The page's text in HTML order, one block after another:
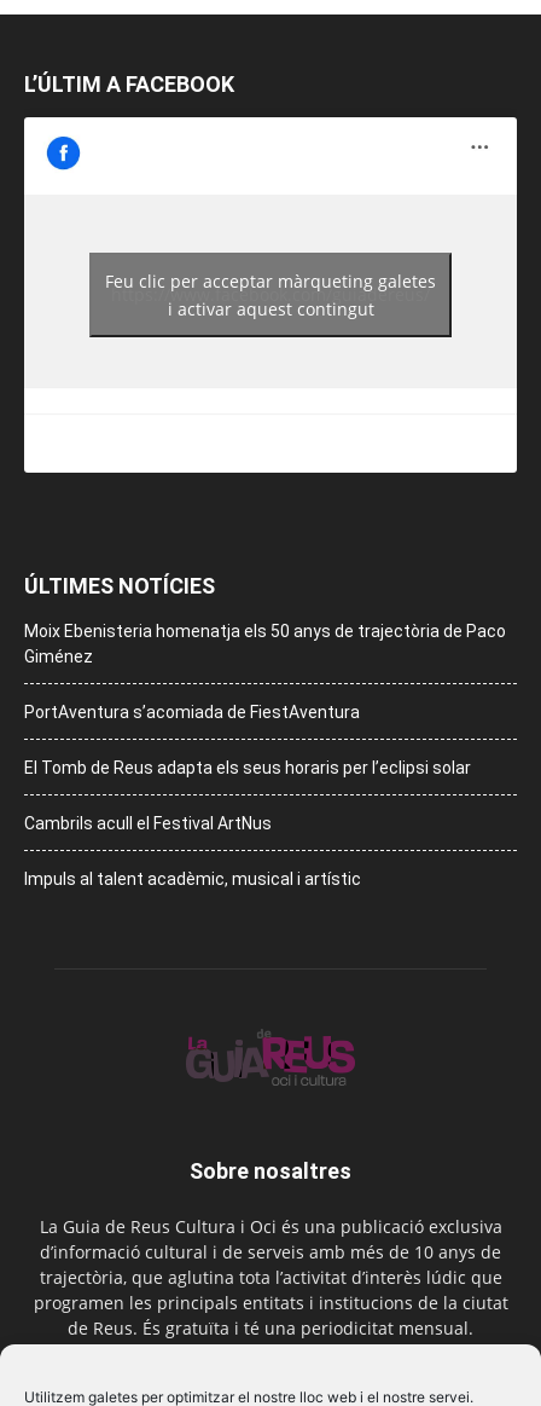
Utilitzem galetes per optimitzar el nostre lloc web i el nostre servei.
L’ÚLTIM A FACEBOOK
https://www.facebook.com/guiadereus/
Feu clic per acceptar màrqueting galetes
i activar aquest contingut
ÚLTIMES NOTÍCIES
Moix Ebenisteria homenatja els 50 anys de trajectòria de Paco
Giménez
PortAventura s’acomiada de FiestAventura
El Tomb de Reus adapta els seus horaris per l’eclipsi solar
Cambrils acull el Festival ArtNus
Impuls al talent acadèmic, musical i artístic
Sobre nosaltres
La Guia de Reus Cultura i Oci és una publicació exclusiva
d’informació cultural i de serveis amb més de 10 anys de
trajectòria, que aglutina tota l’activitat d’interès lúdic que
programen les principals entitats i institucions de la ciutat
de Reus. És gratuïta i té una periodicitat mensual.